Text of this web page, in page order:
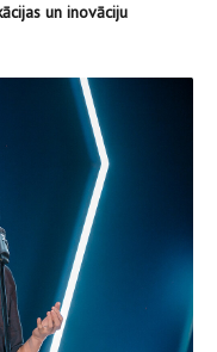
un inovāciju